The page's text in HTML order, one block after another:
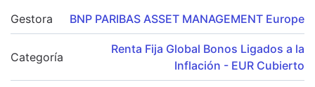
Gestora BNP PARIBAS ASSET MANAGEMENT Europe
Categoría
Renta Fija Global Bonos Ligados a la
Inflación - EUR Cubierto